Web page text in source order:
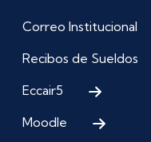
Correo Institucional
Recibos de Sueldos
Eccair5
Moodle